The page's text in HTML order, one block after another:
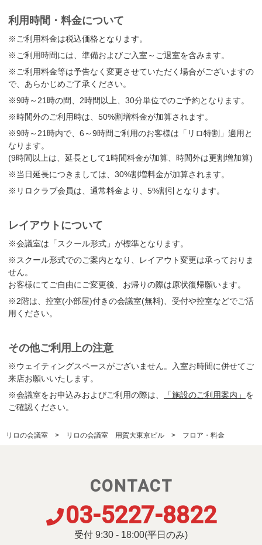
利用時間・料金について
※ご利用料金は税込価格となります。
※ご利用時間には、準備およびご入室～ご退室を含みます。
※ご利用料金等は予告なく変更させていただく場合がございますの
で、あらかじめご了承ください。
※9時～21時の間、2時間以上、30分単位でのご予約となります。
※時間外のご利用時は、50%割増料金が加算されます。
※9時～21時内で、6～9時間ご利用のお客様は「リロ特割」適用と
なります。
(9時間以上は、延長として1時間料金が加算、時間外は更割増加算)
※当日延長につきましては、30%割増料金が加算されます。
※リロクラブ会員は、通常料金より、5%割引となります。
レイアウトについて
※会議室は「スクール形式」が標準となります。
※スクール形式でのご案内となり、レイアウト変更は承っておりま
せん。
お客様にてご自由にご変更後、お帰りの際は原状復帰願います。
※2階は、控室(小部屋)付きの会議室(無料)、受付や控室などでご活
用ください。
その他ご利用上の注意
※ウェイティングスペースがございません。入室お時間に併せてご
来店お願いいたします。
※会議室をお申込みおよびご利用の際は、
「施設のご利用案内」 を
ご確認ください。
リロの会議室 リロの会議室 用賀大東京ビル フロア・料金
CONTACT
03-5227-8822
受付 9:30 - 18:00(平日のみ)